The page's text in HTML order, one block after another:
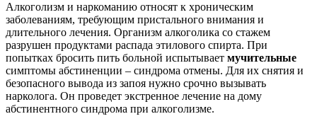
Алкоголизм и наркоманию относят к хроническим
заболеваниям, требующим пристального внимания и
длительного лечения. Организм алкоголика со стажем
разрушен продуктами распада этилового спирта. При
попытках бросить пить больной испытывает мучительные
симптомы абстиненции – синдрома отмены. Для их снятия и
безопасного вывода из запоя нужно срочно вызывать
нарколога. Он проведет экстренное лечение на дому
абстинентного синдрома при алкоголизме.